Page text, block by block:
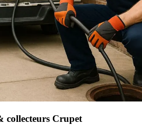
collecteurs Crupet